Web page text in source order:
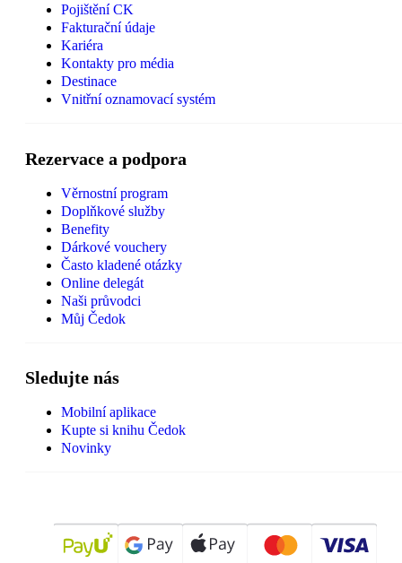
Pojištění CK
Fakturační údaje
Kariéra
Kontakty pro média
Destinace
Vnitřní oznamovací systém
Rezervace a podpora
Věrnostní program
Doplňkové služby
Benefity
Dárkové vouchery
Často kladené otázky
Online delegát
Naši průvodci
Můj Čedok
Sledujte nás
Mobilní aplikace
Kupte si knihu Čedok
Novinky